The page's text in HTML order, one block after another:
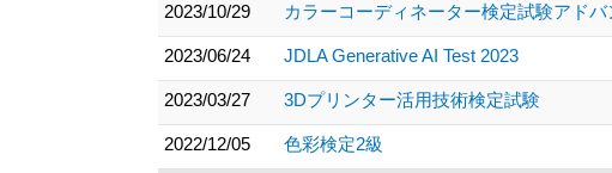
2023/10/29 カラーコーディネーター検定試験アドバ
2023/06/24 JDLA Generative AI Test 2023
2023/03/27 3Dプリンター活用技術検定試験
2022/12/05 色彩検定2級